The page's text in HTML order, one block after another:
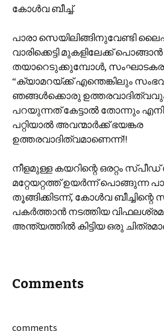
കോള്‍വ ബീച്ച്.
പാരാ സെയിലിങ്ങിനുവേണ്ടി ലൈഫ്
വാരിക്കെട്ടി മുകളിലേക്ക് പൊങ്ങാന്‍‍
തയാറെടുക്കുമ്പോള്‍,
“ക്യാമറയ്ക്ക് എന്തെങ്കിലും
ഞങ്ങള്‍ക്കൊരു
പറയുന്നത് കേട്ടാല്‍ തോന്നും
പറ്റിയാല്‍ അവന്മാര്‍ക്ക് ഭയങ്കര
ഉത്തരവാദിത്വമാണെന്ന്!!
നീളമുള്ള കയറിന്റെ ഒരറ്റം സ്പീഡ്
മറ്റേയറ്റത്ത് ഉയര്‍ന്ന് പൊങ്ങുന്ന
തൂങ്ങിക്കിടന്ന്, കോള്‍വ
പകര്‍ത്താന്‍ നടത്തിയ
അന്ത്യത്തില്‍ കിട്ടിയ ഒരു
Comments
comments